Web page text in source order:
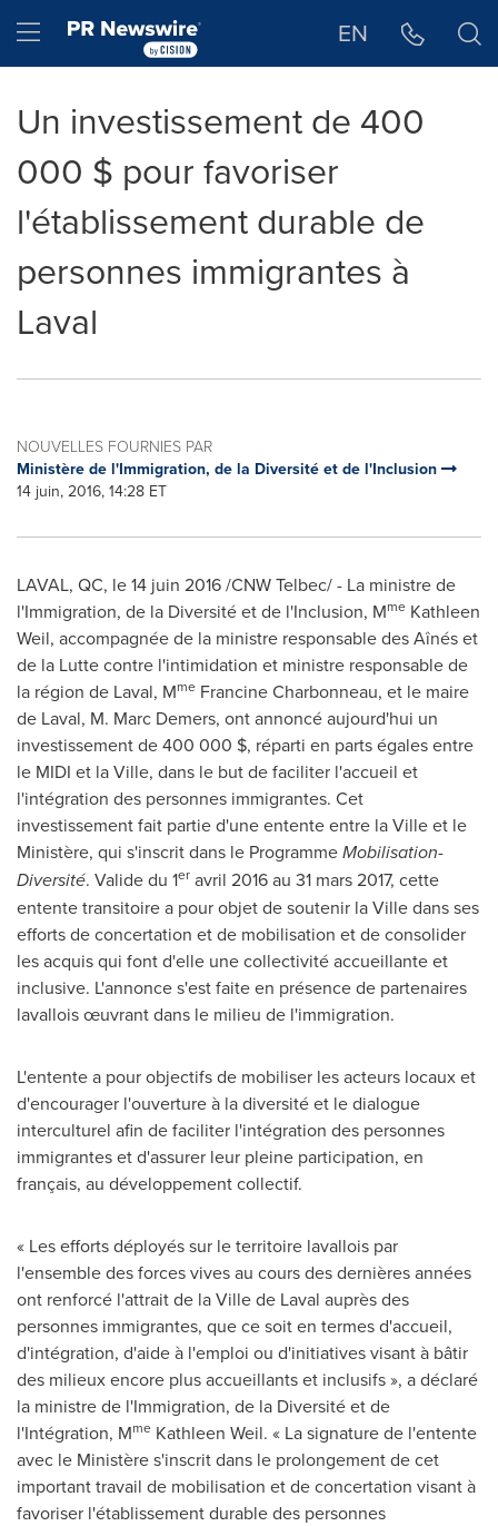
Hamburger menu EN
Un investissement de 400
000 $ pour favoriser
l'établissement durable de
personnes immigrantes à
Laval
NOUVELLES FOURNIES PAR
Ministère de l'Immigration, de la Diversité et de l'Inclusion
14 juin, 2016, 14:28 ET
LAVAL, QC, le 14 juin 2016 /CNW Telbec/ - La ministre de
l'Immigration, de la Diversité et de l'Inclusion, Mme Kathleen
Weil, accompagnée de la ministre responsable des Aînés et
de la Lutte contre l'intimidation et ministre responsable de
la région de Laval, Mme Francine Charbonneau, et le maire
de Laval, M. Marc Demers, ont annoncé aujourd'hui un
investissement de 400 000 $, réparti en parts égales entre
le MIDI et la Ville, dans le but de faciliter l'accueil et
l'intégration des personnes immigrantes. Cet
investissement fait partie d'une entente entre la Ville et le
Ministère, qui s'inscrit dans le ProgrammeMobilisation-
Diversité. Valide du 1er avril 2016 au 31 mars 2017, cette
entente transitoire a pour objet de soutenir la Ville dans ses
efforts de concertation et de mobilisation et de consolider
les acquis qui font d'elle une collectivité accueillante et
inclusive. L'annonce s'est faite en présence de partenaires
lavallois œuvrant dans le milieu de l'immigration.
L'entente a pour objectifs de mobiliser les acteurs locaux et
d'encourager l'ouverture à la diversité et le dialogue
interculturel afin de faciliter l'intégration des personnes
immigrantes et d'assurer leur pleine participation, en
français, au développement collectif.
« Les efforts déployés sur le territoire lavallois par
l'ensemble des forces vives au cours des dernières années
ont renforcé l'attrait de laVille de Laval auprès des
personnes immigrantes, que ce soit en termes d'accueil,
d'intégration, d'aide à l'emploi ou d'initiatives visant à bâtir
des milieux encore plus accueillants et inclusifs », a déclaré
la ministre de l'Immigration, de la Diversité et de
l'Intégration, Mme Kathleen Weil. « La signature de l'entente
avec le Ministère s'inscrit dans le prolongement de cet
important travail de mobilisation et de concertation visant à
favoriser l'établissement durable des personnes